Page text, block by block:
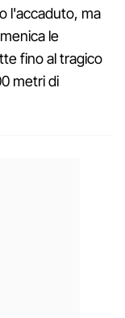
l'accaduto, ma
le
fino al tragico
metri di